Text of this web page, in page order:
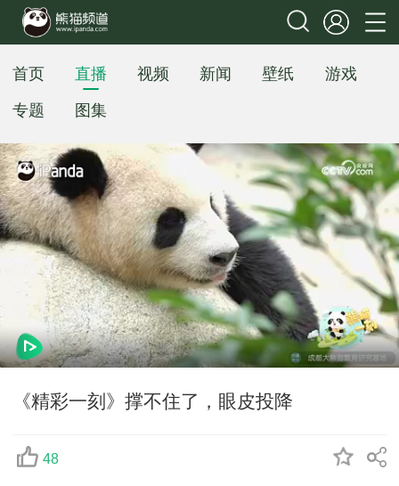
首页 直播 视频 新闻 壁纸
游戏
专题
图集
《精彩一刻》撑不住了，眼皮投降
48